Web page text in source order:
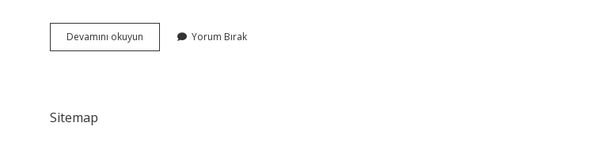
Devamını okuyun
Kararı
Yorum Bırak
Sitemap